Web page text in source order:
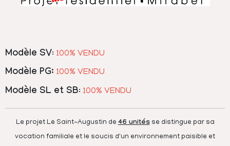
Modèle SV: 100% VENDU
Modèle PG: 100% VENDU
Modèle SL et SB: 100% VENDU
Le projet Le Saint-Augustin de 46 unitésse distingue par sa
vocation familiale et le soucis d'un environnement paisible et